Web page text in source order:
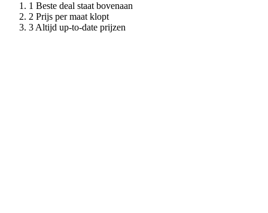
Beste deal staat bovenaan
Prijs per maat klopt
Altijd up-to-date prijzen